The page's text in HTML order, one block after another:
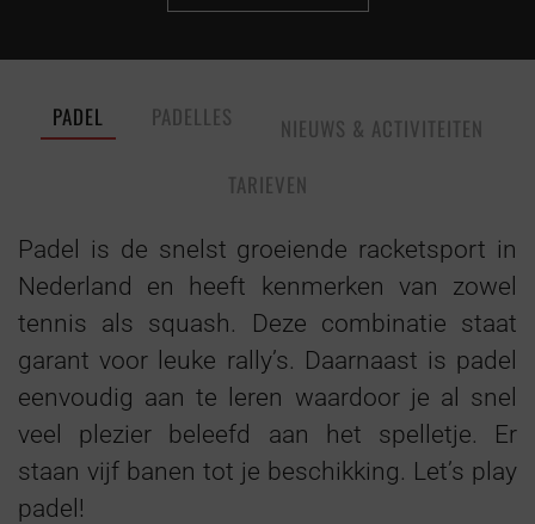
PADEL PADELLES
NIEUWS & ACTIVITEITEN
TARIEVEN
Padel is de snelst groeiende racketsport in
Nederland en heeft kenmerken van zowel
tennis als squash. Deze combinatie staat
garant voor leuke rally’s. Daarnaast is padel
eenvoudig aan te leren waardoor je al snel
veel plezier beleefd aan het spelletje. Er
staan vijf banen tot je beschikking. Let’s play
padel!